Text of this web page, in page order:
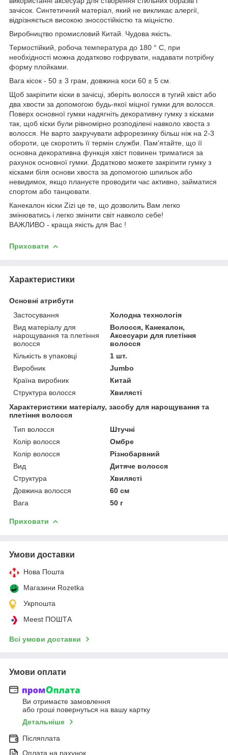
зачісок. Синтетичний матеріал, який не викликає алергії,
відрізняється високою зносостійкістю та міцністю.
Виробництво промисловий Китай. Чудова якість.
Термостійкий, робоча температура до 180 ° С, при
необхідності можна додатково гофрувати, надавати потрібну
форму плойками.
Вага кісок - 50 ± 3 грам, довжина коси 60 ± 5 см.
Щоб закріпити кіски в зачісці, зберіть волосся в тугий хвіст або
два хвости за допомогою будь-якої міцної гумки для волосся.
Поверх основної гумки надягніть декоративну гумку з кісками
так, щоб кіски були рівномірно розподілені навколо хвоста з
волосся. Не варто закручувати афрорезинку більш ніж на 2-3
обороти, це скоротить її термін служби. Пам'ятайте, що її
основна декоративна функція хвіст повинен триматися за
рахунок основної гумки. Додатково можете закріпити гумку з
кісками біля основи хвоста за допомогою шпильок або
невидимок, якщо плануєте проводити час активно, займатися
спортом або танцювати.
Канекалон кіски Zizi це те, що дозволить Вам легко
змінюватись і легко змінити світ навколо себе!
ВАЖЛИВО - краща якість для Вас !
Приховати
Характеристики
Основні атрибути
Застосування
Холодна технологія
Вид матеріалу для
нарощування та плетіння
волосся
Волосся, Канекалон,
Аксесуари для плетіння
волосся
Кількість в упаковці
1 шт.
Виробник
Jumbo
Країна виробник
Китай
Структура волосся
Хвилясті
Характеристики матеріалу, засобу для нарощування та
плетіння волосся
Тип волосся
Штучні
Колір волосся
Омбре
Колір волосся
Різнобарвний
Вид
Дитяче волосся
Структура
Хвилясті
Довжина волосся
60 см
Вага
50 г
Приховати
Умови доставки
Нова Пошта
Магазини Rozetka
Укрпошта
Meest ПОШТА
Всі умови доставки
Умови оплати
Ви отримаєте замовлення
або гроші повернуться на вашу картку
Детальніше
Післяплата
Оплата на рахунок